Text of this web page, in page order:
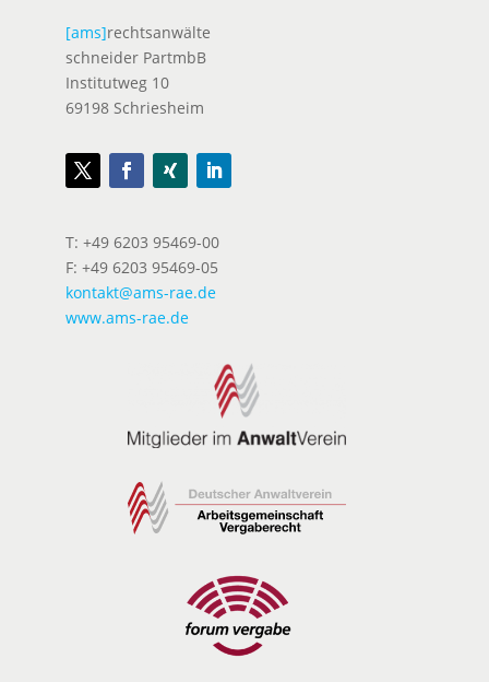
[ams]rechtsanwälte
schneider PartmbB
Institutweg 10
69198 Schriesheim
T: +49 6203 95469-00
F: +49 6203 95469-05
kontakt@ams-rae.de
www.ams-rae.de